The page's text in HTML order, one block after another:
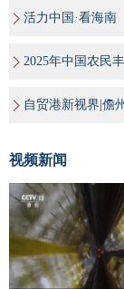
活力中国·看海南
2025年中国农民
自贸港新视界|儋
视频新闻